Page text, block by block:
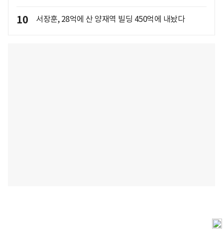
10 서장훈, 28억에 산 양재역 빌딩 450억에 내놨다